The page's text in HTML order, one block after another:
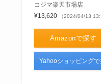
コジマ楽天市場店
¥13,620
（2024/04/13
Amazonで探す
Yahooショッピング